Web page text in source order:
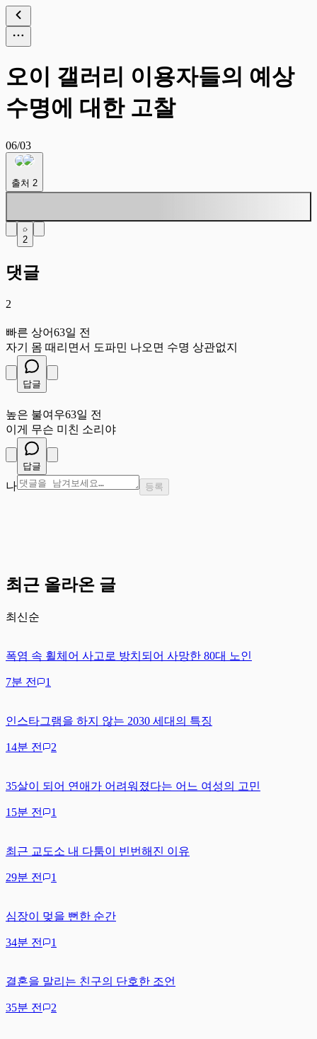
오이 갤러리 이용자들의 예상
수명에 대한 고찰
06/03
출처 2
2
댓글
2
빠른 상어63일 전
자기 몸 때리면서 도파민 나오면 수명 상관없지
답글
높은 불여우63일 전
이게 무슨 미친 소리야
답글
나 등록
최근 올라온 글
최신순
폭염 속 휠체어 사고로 방치되어 사망한 80대 노인
7분 전 1
인스타그램을 하지 않는 2030 세대의 특징
14분 전 2
35살이 되어 연애가 어려워졌다는 어느 여성의 고민
15분 전 1
최근 교도소 내 다툼이 빈번해진 이유
29분 전 1
심장이 멎을 뻔한 순간
34분 전 1
결혼을 말리는 친구의 단호한 조언
35분 전 2